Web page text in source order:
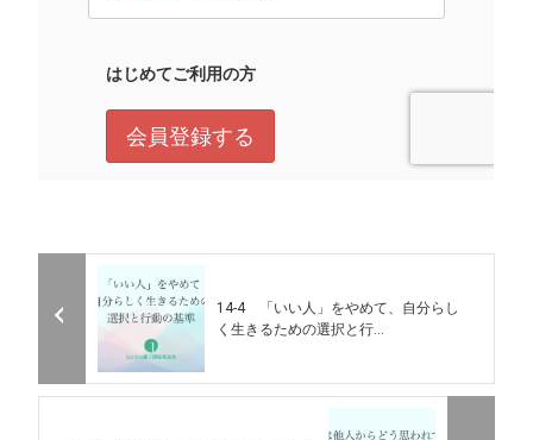
14-4 「いい人」をやめて、自分らし
く生きるための選択と行...